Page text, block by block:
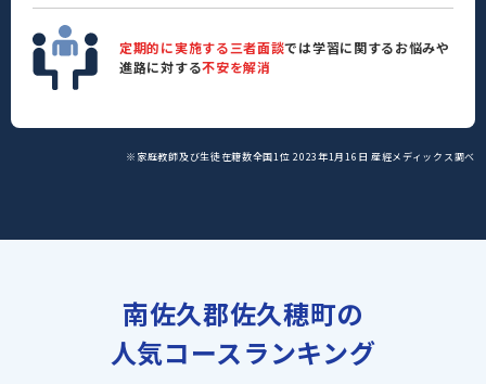
定期的に実施する三者面談では学習に関するお悩みや
進路に対する不安を解消
※家庭教師及び生徒在籍数全国1位 2023年1月16日 産經メディックス調べ
南佐久郡佐久穂町の
人気コースランキング